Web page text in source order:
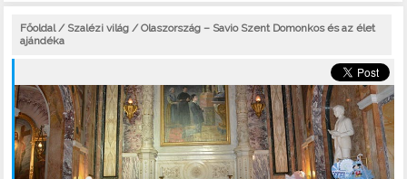
Főoldal/ Szalézi világ / Olaszország – Savio Szent Domonkos és az élet
ajándéka